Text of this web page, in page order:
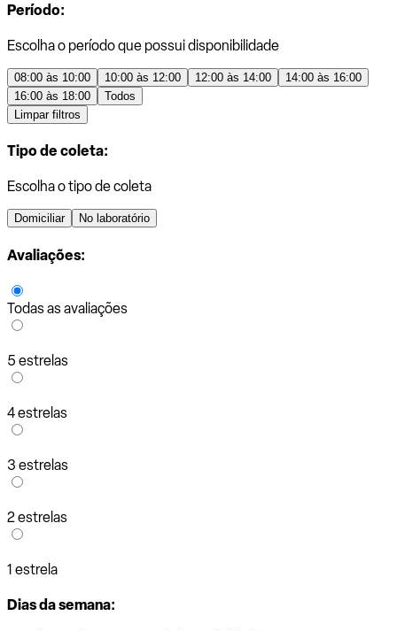
Período:
Escolha o período que possui disponibilidade
08:00 às 10:00 10:00 às 12:00 12:00 às 14:00
14:00 às 16:00
16:00 às 18:00
Todos
Limpar filtros
Tipo de coleta:
Escolha o tipo de coleta
Domiciliar No laboratório
Avaliações:
Todas as avaliações
5 estrelas
4 estrelas
3 estrelas
2 estrelas
1 estrela
Dias da semana: